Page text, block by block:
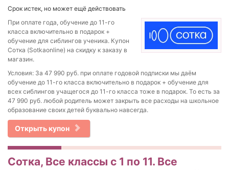
Срок истек, но может ещё действовать
При оплате года, обучение до 11-го
класса включительно в подарок +
обучение для сиблингов ученика. Купон
Сотка (Sotkaonline) на скидку к заказу в
магазин.
Условия: За 47 990 руб. при оплате годовой подписки мы даём
обучение до 11-го класса включительно в подарок + обучение для
всех сиблингов учащегося до 11-го класса тоже в подарок. То есть за
47 990 руб. любой родитель может закрыть все расходы на школьное
образование своих детей буквально навсегда.
Открыть купон
Сотка, Все классы с 1 по 11. Все